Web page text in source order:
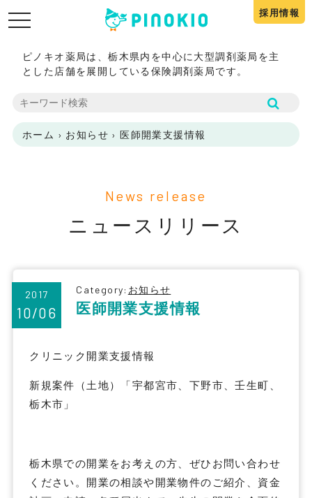
toggle
採用情報
ピノキオ薬局は、栃木県内を中心に大型調剤薬局を主
とした店舗を展開している保険調剤薬局です。
ホーム › お知らせ › 医師開業支援情報
News release
ニュースリリース
2017
10/06
Category: お知らせ
医師開業支援情報
クリニック開業支援情報
新規案件（土地）「宇都宮市、下野市、壬生町、
栃木市」
栃木県での開業をお考えの方、ぜひお問い合わせ
ください。開業の相談や開業物件のご紹介、資金